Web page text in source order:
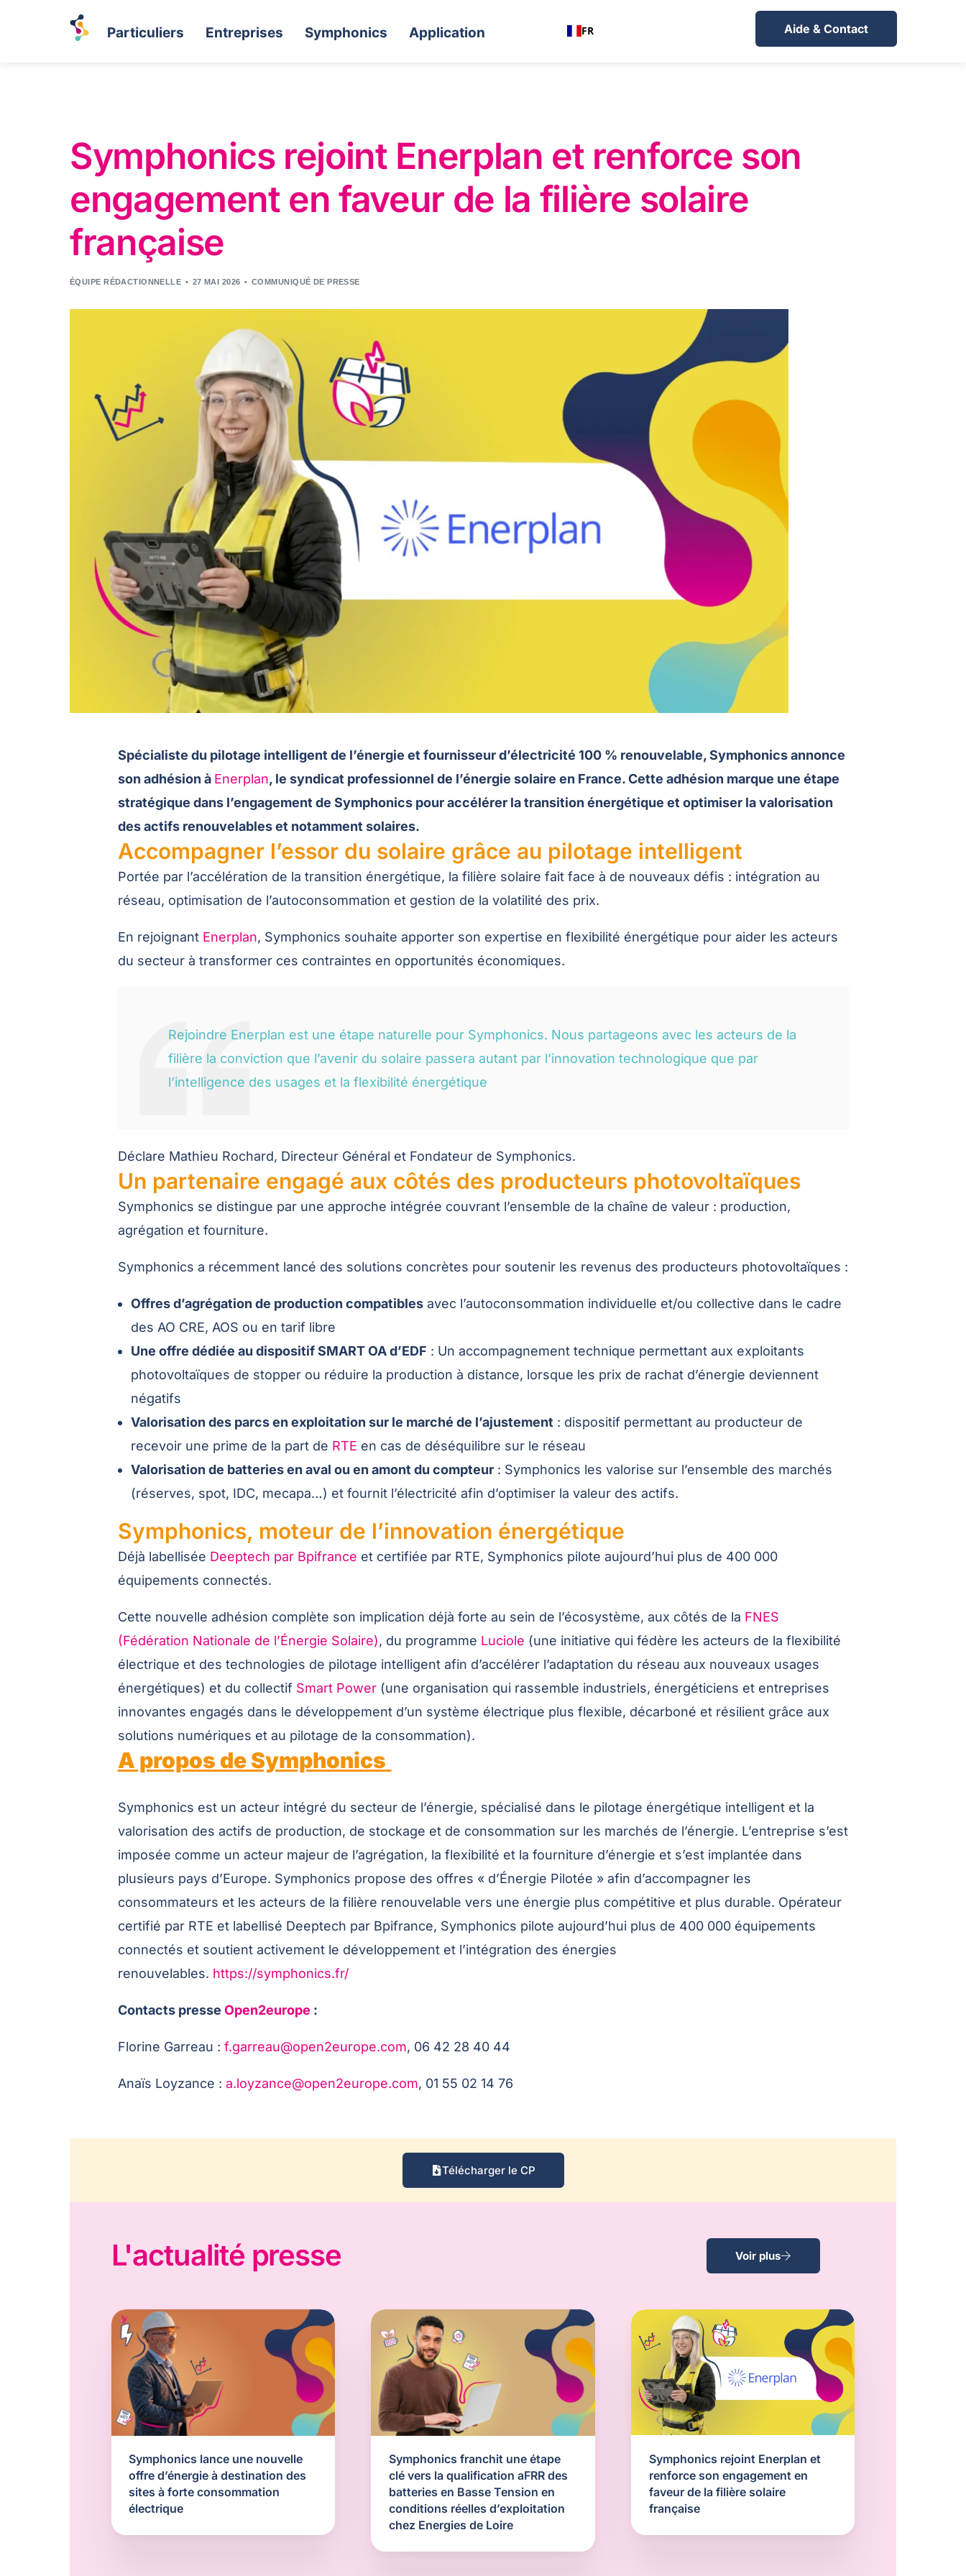
Particuliers Entreprises Symphonics Application FR Aide & Contact
Symphonics rejoint Enerplan et renforce son
engagement en faveur de la filière solaire
française
ÉQUIPE RÉDACTIONNELLE 27 MAI 2026 COMMUNIQUÉ DE PRESSE
Spécialiste du pilotage intelligent de l’énergie et fournisseur d’électricité 100 % renouvelable, Symphonics annonce
son adhésion à Enerplan, le syndicat professionnel de l’énergie solaire en France. Cette adhésion marque une étape
stratégique dans l’engagement de Symphonics pour accélérer la transition énergétique et optimiser la valorisation
des actifs renouvelables et notamment solaires.
Accompagner l’essor du solaire grâce au pilotage intelligent
Portée par l’accélération de la transition énergétique, la filière solaire fait face à de nouveaux défis : intégration au
réseau, optimisation de l’autoconsommation et gestion de la volatilité des prix.
En rejoignant Enerplan, Symphonics souhaite apporter son expertise en flexibilité énergétique pour aider les acteurs
du secteur à transformer ces contraintes en opportunités économiques.
Rejoindre Enerplan est une étape naturelle pour Symphonics. Nous partageons avec les acteurs de la
filière la conviction que l’avenir du solaire passera autant par l’innovation technologique que par
l’intelligence des usages et la flexibilité énergétique
Déclare Mathieu Rochard, Directeur Général et Fondateur de Symphonics.
Un partenaire engagé aux côtés des producteurs photovoltaïques
Symphonics se distingue par une approche intégrée couvrant l’ensemble de la chaîne de valeur : production,
agrégation et fourniture.
Symphonics a récemment lancé des solutions concrètes pour soutenir les revenus des producteurs photovoltaïques :
Offres d’agrégation de production compatiblesavec l’autoconsommation individuelle et/ou collective dans le cadre
des AO CRE, AOS ou en tarif libre
Une offre dédiée au dispositif SMART OA d’EDF : Un accompagnement technique permettant aux exploitants
photovoltaïques de stopper ou réduire la production à distance, lorsque les prix de rachat d’énergie deviennent
négatifs
Valorisation des parcs en exploitation sur le marché de l’ajustement : dispositif permettant au producteur de
recevoir une prime de la part de RTE en cas de déséquilibre sur le réseau
Valorisation de batteries en aval ou en amont du compteur: Symphonics les valorise sur l’ensemble des marchés
(réserves, spot, IDC, mecapa…) et fournit l’électricité afin d’optimiser la valeur des actifs.
Symphonics, moteur de l’innovation énergétique
Déjà labellisée Deeptech par Bpifrance et certifiée par RTE, Symphonics pilote aujourd’hui plus de 400 000
équipements connectés.
Cette nouvelle adhésion complète son implication déjà forte au sein de l’écosystème, aux côtés de la FNES
(Fédération Nationale de l’Énergie Solaire), du programme Luciole (une initiative qui fédère les acteurs de la flexibilité
électrique et des technologies de pilotage intelligent afin d’accélérer l’adaptation du réseau aux nouveaux usages
énergétiques) et du collectif Smart Power(une organisation qui rassemble industriels, énergéticiens et entreprises
innovantes engagés dans le développement d’un système électrique plus flexible, décarboné et résilient grâce aux
solutions numériques et au pilotage de la consommation).
A propos de Symphonics
Symphonics est un acteur intégré du secteur de l’énergie, spécialisé dans le pilotage énergétique intelligent et la
valorisation des actifs de production, de stockage et de consommation sur les marchés de l’énergie. L’entreprise s’est
imposée comme un acteur majeur de l’agrégation, la flexibilité et la fourniture d’énergie et s’est implantée dans
plusieurs pays d’Europe. Symphonics propose des offres « d’Énergie Pilotée » afin d’accompagner les
consommateurs et les acteurs de la filière renouvelable vers une énergie plus compétitive et plus durable. Opérateur
certifié par RTE et labellisé Deeptech par Bpifrance, Symphonics pilote aujourd’hui plus de 400 000 équipements
connectés et soutient activement le développement et l’intégration des énergies
renouvelables. https://symphonics.fr/
Contacts presse Open2europe :
Florine Garreau : f.garreau@open2europe.com, 06 42 28 40 44
Anaïs Loyzance : a.loyzance@open2europe.com, 01 55 02 14 76
Télécharger le CP
L'actualité presse Voir plus
Symphonics lance une nouvelle
offre d’énergie à destination des
sites à forte consommation
électrique
Symphonics franchit une étape
clé vers la qualification aFRR des
batteries en Basse Tension en
conditions réelles d’exploitation
chez Energies de Loire
Symphonics rejoint Enerplan et
renforce son engagement en
faveur de la filière solaire
française